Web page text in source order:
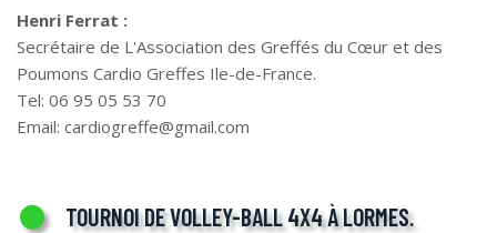
Henri Ferrat :
Secrétaire de L'Association des Greffés du Cœur et des
Poumons Cardio Greffes Ile-de-France.
Tel: 06 95 05 53 70
Email: cardiogreffe@gmail.com
TOURNOI DE VOLLEY-BALL 4X4 À LORMES.